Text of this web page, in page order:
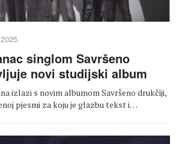
singlom Savršeno
novi studijski album
izlazi s novim albumom Savršeno drukčiji,
pjesmi za koju je glazbu tekst i…